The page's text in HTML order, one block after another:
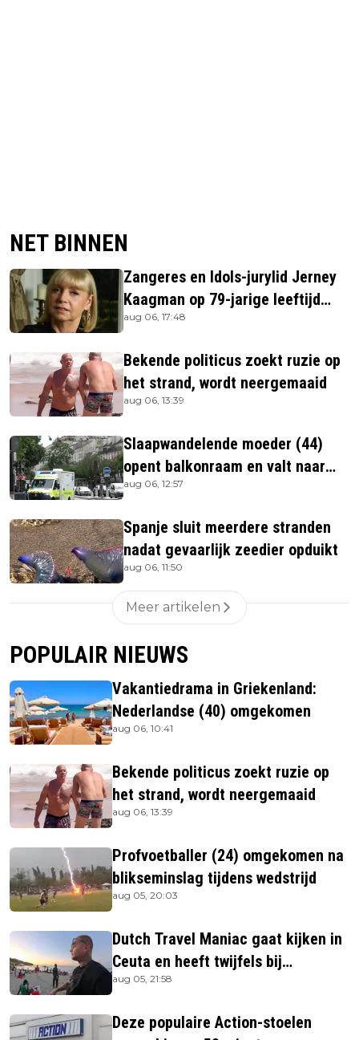
NET BINNEN
Zangeres en Idols-jurylid Jerney
Kaagman op 79-jarige leeftijd
overleden
aug 06, 17:48
Bekende politicus zoekt ruzie op
het strand, wordt neergemaaid
aug 06, 13:39
Slaapwandelende moeder (44)
opent balkonraam en valt naar
beneden
aug 06, 12:57
Spanje sluit meerdere stranden
nadat gevaarlijk zeedier opduikt
aug 06, 11:50
Meer artikelen
POPULAIR NIEUWS
Vakantiedrama in Griekenland:
Nederlandse (40) omgekomen
aug 06, 10:41
Bekende politicus zoekt ruzie op
het strand, wordt neergemaaid
aug 06, 13:39
Profvoetballer (24) omgekomen na
blikseminslag tijdens wedstrijd
aug 05, 20:03
Dutch Travel Maniac gaat kijken in
Ceuta en heeft twijfels bij
berichtgeving media
aug 05, 21:58
Deze populaire Action-stoelen